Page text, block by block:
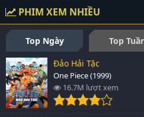
PHIM XEM NHIỀU
Top Ngày Top
Đảo Hải Tặc
One Piece (1999)
16.7M lượt xem